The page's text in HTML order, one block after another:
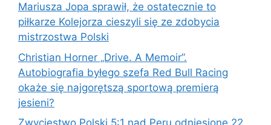
Mariusza Jopa sprawił, że ostatecznie to
piłkarze Kolejorza cieszyli się ze zdobycia
mistrzostwa Polski
Christian Horner „Drive. A Memoir”.
Autobiografia byłego szefa Red Bull Racing
okaże się najgorętszą sportową premierą
jesieni?